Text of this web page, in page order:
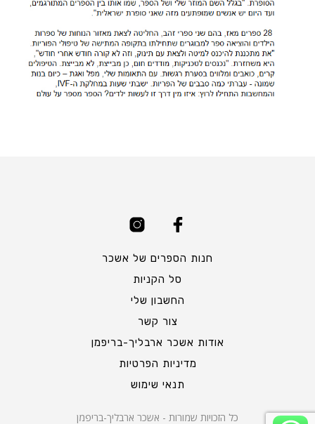
חנות הספרים של אשכר
סל הקניות
החשבון שלי
צור קשר
אודות אשכר ארבליך-בריפמן
מדיניות הפרטיות
תנאי שימוש
כל הזכויות שמורות - אשכר ארבליך-בריפמן